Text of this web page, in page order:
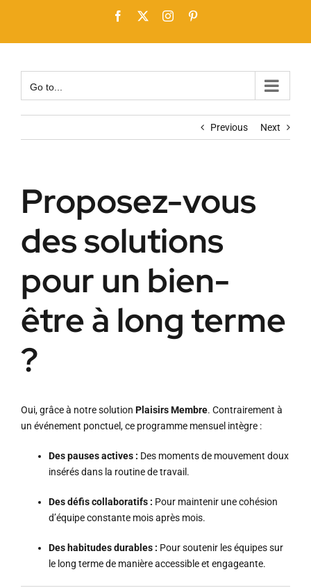
Facebook Instagram
Go to...
Previous Next
Proposez-vous
des solutions
pour un bien-
être à long terme
?
Oui, grâce à notre solution Plaisirs Membre. Contrairement à
un événement ponctuel, ce programme mensuel intègre :
Des pauses actives : Des moments de mouvement doux
insérés dans la routine de travail .
Des défis collaboratifs : Pour maintenir une cohésion
d’équipe constante mois après mois.
Des habitudes durables : Pour soutenir les équipes sur
le long terme de manière accessible et engageante.